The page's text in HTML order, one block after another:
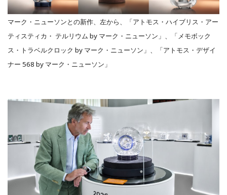
マーク・ニューソンとの新作、左から、「アトモス・ハイブリス・アー
ティスティカ・ テルリウム by マーク・ニューソン」、「メモボック
ス・トラベルクロック by マーク・ニューソン」、「アトモス・デザイ
ナー 568 by マーク・ニューソン」